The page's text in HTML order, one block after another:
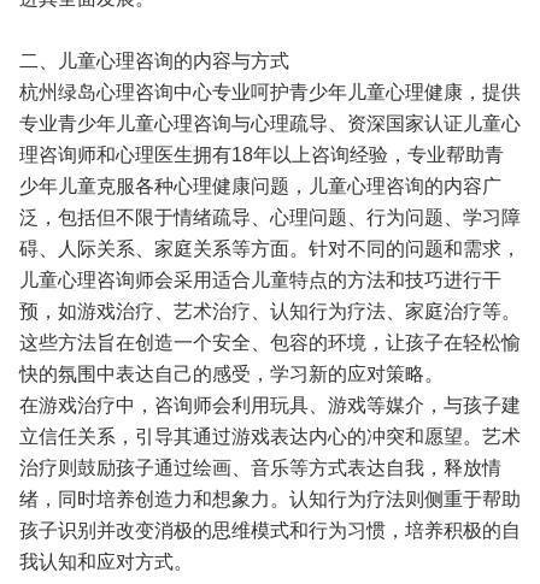
二、儿童心理咨询的内容与方式
杭州绿岛心理咨询中心专业呵护青少年儿童心理健康，提供
专业青少年儿童心理咨询与心理疏导、资深国家认证儿童心
理咨询师和心理医生拥有18年以上咨询经验，专业帮助青
少年儿童克服各种心理健康问题，儿童心理咨询的内容广
泛，包括但不限于情绪疏导、心理问题、行为问题、学习障
碍、人际关系、家庭关系等方面。针对不同的问题和需求，
儿童心理咨询师会采用适合儿童特点的方法和技巧进行干
预，如游戏治疗、艺术治疗、认知行为疗法、家庭治疗等。
这些方法旨在创造一个安全、包容的环境，让孩子在轻松愉
快的氛围中表达自己的感受，学习新的应对策略。
在游戏治疗中，咨询师会利用玩具、游戏等媒介，与孩子建
立信任关系，引导其通过游戏表达内心的冲突和愿望。艺术
治疗则鼓励孩子通过绘画、音乐等方式表达自我，释放情
绪，同时培养创造力和想象力。认知行为疗法则侧重于帮助
孩子识别并改变消极的思维模式和行为习惯，培养积极的自
我认知和应对方式。